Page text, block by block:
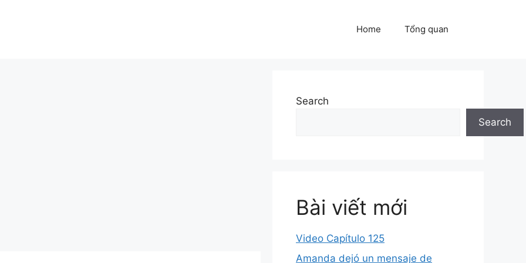
Home Tổng quan
Search
Search
Bài viết mới
Video Capítulo 125
Amanda dejó un mensaje de